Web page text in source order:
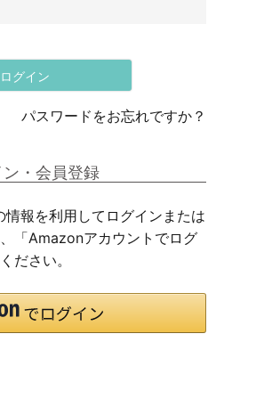
ログイン
パスワードをお忘れですか？
・会員登録
報を利用してログインまたは
「Amazonアカウントでログ
ださい。